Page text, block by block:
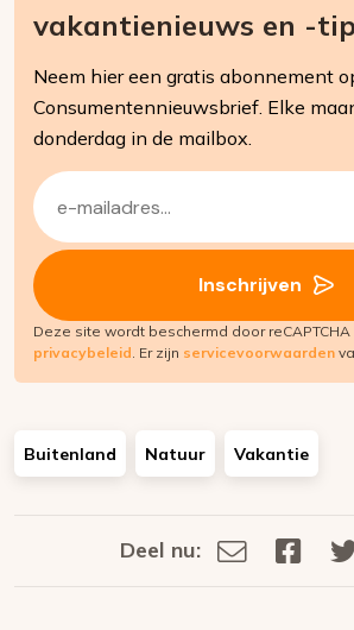
vakantienieuws en -
Neem hier een gratis abonnement
Consumentennieuwsbrief. Elke
donderdag in de mailbox.
E-
mailadres
(Vereist)
Inschrijven
Deze site wordt beschermd door
privacybeleid . Er zijn servicevoorwaarden
Buitenland Natuur Vakantie
Deel
Deel nu:
Deel
Deel